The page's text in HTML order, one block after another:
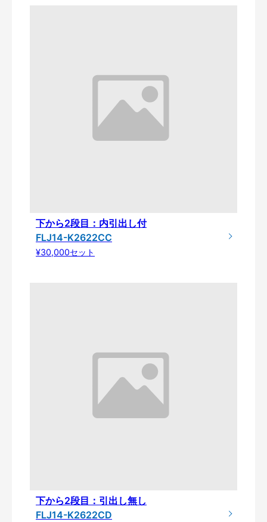
下から2段目：内引出し付
FLJ14-K2622CC
¥30,000セット
下から2段目：引出し無し
FLJ14-K2622CD